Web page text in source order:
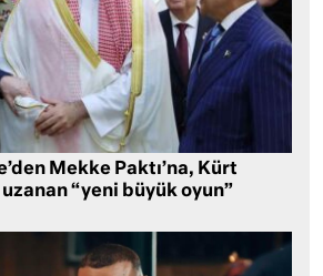
Mekke Paktı’na, Kürt
uzanan “yeni büyük oyun”